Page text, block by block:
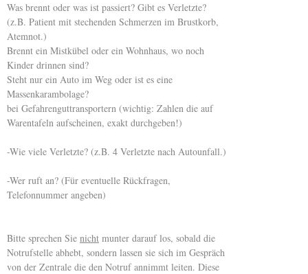
Was brennt oder was ist passiert? Gibt es Verletzte?
(z.B. Patient mit stechenden Schmerzen im Brustkorb,
Atemnot.)
Brennt ein Mistkübel oder ein Wohnhaus, wo noch
Kinder drinnen sind?
Steht nur ein Auto im Weg oder ist es eine
Massenkarambolage?
bei Gefahrenguttransportern (wichtig: Zahlen die auf
Warentafeln aufscheinen, exakt durchgeben!)
-Wie viele Verletzte? (z.B. 4 Verletzte nach Autounfall.)
-Wer ruft an? (Für eventuelle Rückfragen,
Telefonnummer angeben)
Bitte sprechen Sie nicht munter darauf los, sobald die
Notrufstelle abhebt, sondern lassen sie sich im Gespräch
von der Zentrale die den Notruf annimmt leiten. Diese